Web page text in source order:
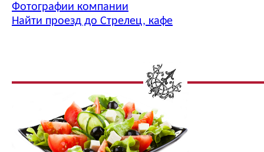
Фотографии компании
Найти проезд до Стрелец, кафе